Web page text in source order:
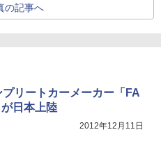
の記事へ
プリートカーメーカー「FA
日本上陸
2012年12月11日